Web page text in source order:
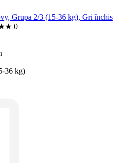
Grupa 2/3 (15-36 kg), Gri închis
★ 0
36 kg)